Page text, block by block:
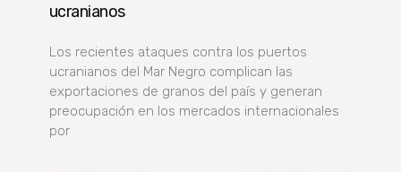
ucranianos
Los recientes ataques contra los puertos
ucranianos del Mar Negro complican las
exportaciones de granos del país y generan
preocupación en los mercados internacionales
por